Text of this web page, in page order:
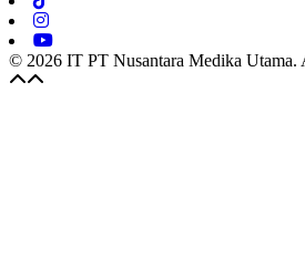
© 2026 IT PT Nusantara Medika Utama.